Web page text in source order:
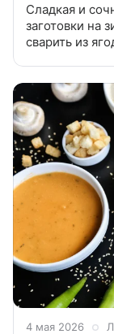
Сладкая и
заготовки на
сварить из
4 мая 2026